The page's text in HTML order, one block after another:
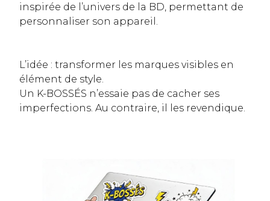
inspirée de l’univers de la BD, permettant de
personnaliser son appareil.
L’idée : transformer les marques visibles en
élément de style.
Un K-BOSSÉS n’essaie pas de cacher ses
imperfections. Au contraire, il les revendique.